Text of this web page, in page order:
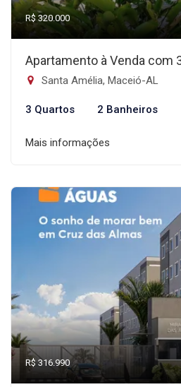
R$ 320.000
Apartamento à Venda com
Santa Amélia, Maceió-AL
3 Quartos 2 Banheiros
Mais informações
R$ 316.990